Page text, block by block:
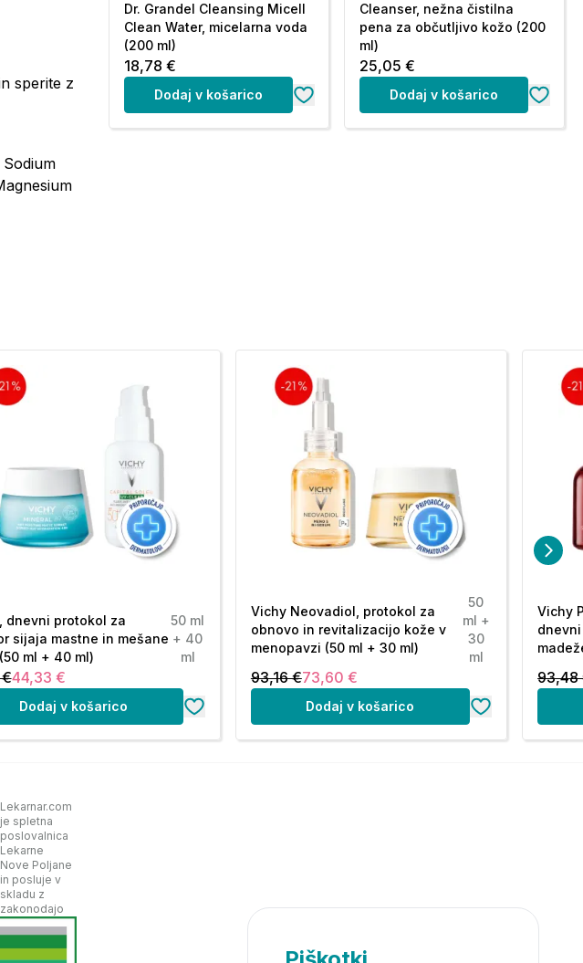
sperite z
Dr. Grandel Cleansing Micell
Clean Water, micelarna voda
(200 ml)
18,78 €
Dodaj v košarico
Cleanser, nežna čistilna
pena za občutljivo kožo (200
ml)
25,05 €
Dodaj v košarico
dnevni protokol za
sijaja mastne in mešane
ml + 40 ml)
50 ml
+ 40
ml
€44,33 €
Dodaj v košarico
Vichy Neovadiol, protokol za
obnovo in revitalizacijo kože v
menopavzi (50 ml + 30 ml)
50
ml +
30
ml
93,16 €73,60 €
Dodaj v košarico
Vichy
93,48
Lekarnar.com
je spletna
poslovalnica
Lekarne
Nove Poljane
in posluje v
skladu z
zakonodajo